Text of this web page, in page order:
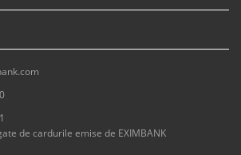
de cardurile emise de EXIMBANK